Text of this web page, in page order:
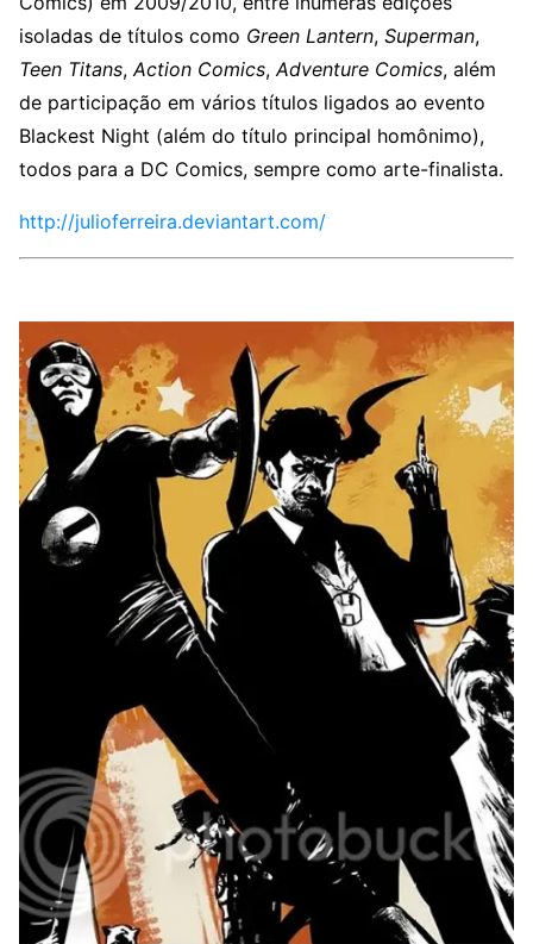
isoladas de títulos como Green Lantern, Superman,
Teen Titans, Action Comics, Adventure Comics, além
de participação em vários títulos ligados ao evento
Blackest Night (além do título principal homônimo),
todos para a DC Comics, sempre como arte-finalista.
http://julioferreira.deviantart.com/